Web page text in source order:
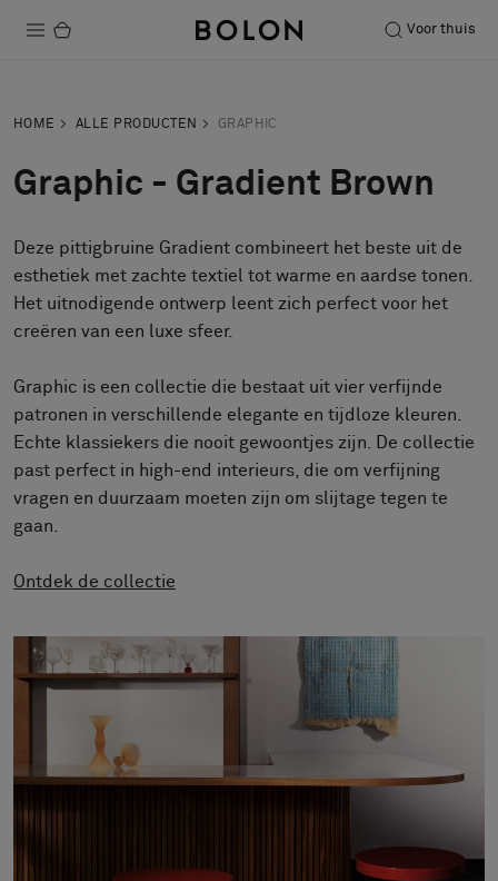
Voor thuis
Duurzaamheid
Installatie
Onderhoud
Samenwerkingen met Designers
Over ons
FAQ
Contact
Pattern Tile Tool
HOME ALLE PRODUCTEN GRAPHIC
Graphic - Gradient Brown
Deze pittigbruine Gradient combineert het beste uit de
esthetiek met zachte textiel tot warme en aardse tonen.
Het uitnodigende ontwerp leent zich perfect voor het
creëren van een luxe sfeer.
Graphic is een collectie die bestaat uit vier verfijnde
patronen in verschillende elegante en tijdloze kleuren.
Echte klassiekers die nooit gewoontjes zijn. De collectie
past perfect in high-end interieurs, die om verfijning
vragen en duurzaam moeten zijn om slijtage tegen te
gaan.
Ontdek de collectie